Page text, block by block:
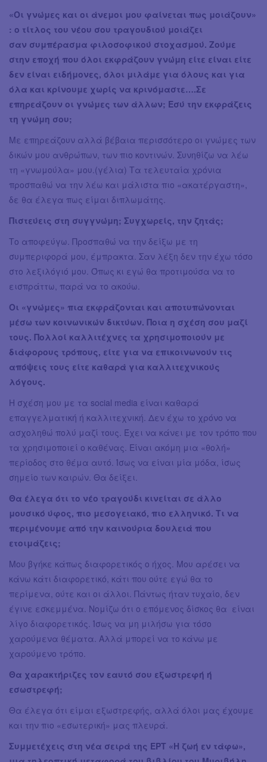
«Οι γνώμες και οι άνεμοι μου φαίνεται πως μοιάζουν»
: ο τίτλος του νέου σου τραγουδιού μοιάζει
σαν συμπέρασμα φιλοσοφικού στοχασμού. Ζούμε
στην εποχή που όλοι εκφράζουν γνώμη είτε είναι είτε
δεν είναι ειδήμονες, όλοι μιλάμε για όλους και για
όλα και κρίνουμε χωρίς να κρινόμαστε….Σε
επηρεάζουν οι γνώμες των άλλων; Εσύ την εκφράζεις
τη γνώμη σου;
Με επηρεάζουν αλλά βέβαια περισσότερο οι γνώμες των
δικών μου ανθρώπων, των πιο κοντινών. Συνηθίζω να λέω
τη «γνωμούλα» μου.(γέλια) Τα τελευταία χρόνια
προσπαθώ να την λέω και μάλιστα πιο «ακατέργαστη»,
δε θα έλεγα πως είμαι διπλωμάτης.
Πιστεύεις στη συγγνώμη; Συγχωρείς, την ζητάς;
Το αποφεύγω. Προσπαθώ να την δείξω με τη
συμπεριφορά μου, έμπρακτα. Σαν λέξη δεν την έχω τόσο
στο λεξιλόγιό μου. Όπως κι εγώ θα προτιμούσα να το
εισπράττω, παρά να το ακούω.
Οι «γνώμες» πια εκφράζονται και αποτυπώνονται
μέσω των κοινωνικών δικτύων. Ποια η σχέση σου μαζί
τους. Πολλοί καλλιτέχνες τα χρησιμοποιούν με
διάφορους τρόπους, είτε για να επικοινωνούν τις
απόψεις τους είτε καθαρά για καλλιτεχνικούς
λόγους.
Η σχέση μου με τα social media είναι καθαρά
επαγγελματική ή καλλιτεχνική. Δεν έχω το χρόνο να
ασχοληθώ πολύ μαζί τους. Έχει να κάνει με τον τρόπο που
τα χρησιμοποιεί ο καθένας. Είναι ακόμη μια «θολή»
περίοδος στο θέμα αυτό. Ίσως να είναι μία μόδα, ίσως
σημείο των καιρών. Θα δείξει.
Θα έλεγα ότι το νέο τραγούδι κινείται σε άλλο
μουσικό ύφος, πιο μεσογειακό, πιο ελληνικό. Τι να
περιμένουμε από την καινούρια δουλειά που
ετοιμάζεις;
Μου βγήκε κάπως διαφορετικός ο ήχος. Μου αρέσει να
κάνω κάτι διαφορετικό, κάτι που ούτε εγώ θα το
περίμενα, ούτε και οι άλλοι. Πάντως ήταν τυχαίο, δεν
έγινε εσκεμμένα. Νομίζω ότι ο επόμενος δίσκος θα είναι
λίγο διαφορετικός. Ίσως να μη μιλήσω για τόσο
χαρούμενα θέματα. Αλλά μπορεί να το κάνω με
χαρούμενο τρόπο.
Θα χαρακτήριζες τον εαυτό σου εξωστρεφή ή
εσωστρεφή;
Θα έλεγα ότι είμαι εξωστρεφής, αλλά όλοι μας έχουμε
και την πιο «εσωτερική» μας πλευρά.
Συμμετέχεις στη νέα σειρά της ΕΡΤ «Η ζωή εν τάφω»,